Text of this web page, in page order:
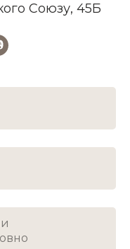
Союзу, 45Б